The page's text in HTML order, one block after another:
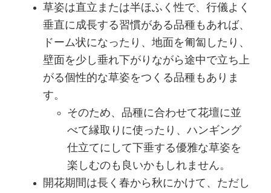
草姿は直立または半ほふく性で、行儀よく
垂直に成長する習慣がある品種もあれば、
ドーム状になったり、地面を匍匐したり、
壁面を少し垂れ下がりながら途中で立ち上
がる個性的な草姿をつくる品種もありま
す。
そのため、品種に合わせて花壇に並
べて縁取りに使ったり、ハンギング
仕立てにして下垂する優雅な草姿を
楽しむのも良いかもしれません。
開花期間は長く春から秋にかけて、ただし